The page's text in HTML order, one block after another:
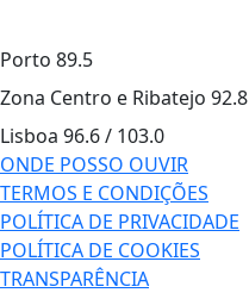
Porto 89.5
Zona Centro e Ribatejo 92.8
Lisboa 96.6 / 103.0
ONDE POSSO OUVIR
TERMOS E CONDIÇÕES
POLÍTICA DE PRIVACIDADE
POLÍTICA DE COOKIES
TRANSPARÊNCIA